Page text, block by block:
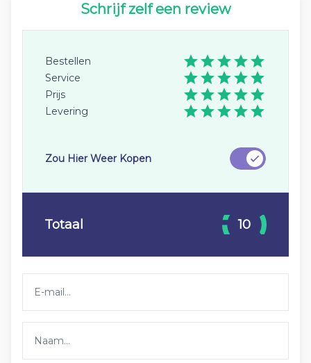
Schrijf zelf een review
Bestellen
Service
Prijs
Levering
Zou Hier Weer Kopen
Totaal 10